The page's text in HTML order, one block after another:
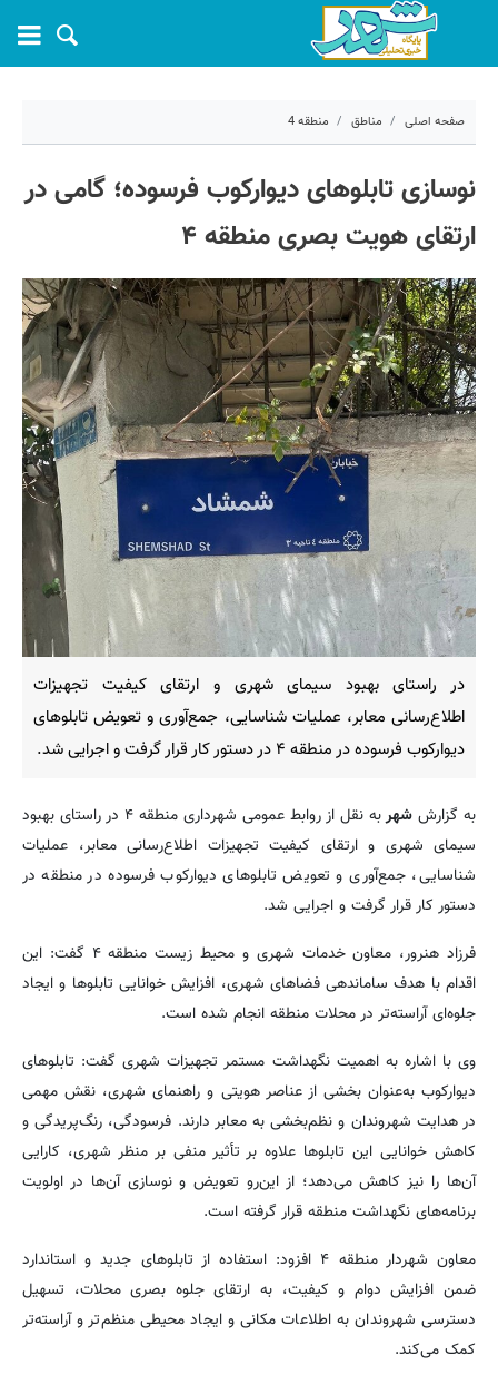
صفحه اصلی مناطق منطقه 4
کد مطلب:
نوسازی تابلوهای دیوارکوب فرسوده؛ گامی در
ارتقای هویت بصری منطقه ۴
در راستای بهبود سیمای شهری و ارتقای کیفیت تجهیزات
اطلاع‌رسانی معابر، عملیات شناسایی، جمع‌آوری و تعویض تابلوهای
دیوارکوب فرسوده در منطقه ۴ در دستور کار قرار گرفت و اجرایی شد.
به گزارش شهر
به نقل از روابط عمومی شهرداری منطقه ۴ در راستای بهبود
سیمای شهری و ارتقای کیفیت تجهیزات اطلاع‌رسانی معابر، عملیات
شناسایی، جمع‌آوری و تعویض تابلوهای دیوارکوب فرسوده در منطقه در
دستور کار قرار گرفت و اجرایی شد.
فرزاد هنرور، معاون خدمات شهری و محیط زیست منطقه ۴ گفت: این
اقدام با هدف ساماندهی فضاهای شهری، افزایش خوانایی تابلوها و ایجاد
جلوه‌ای آراسته‌تر در محلات منطقه انجام شده است.
وی با اشاره به اهمیت نگهداشت مستمر تجهیزات شهری گفت: تابلوهای
دیوارکوب به‌عنوان بخشی از عناصر هویتی و راهنمای شهری، نقش مهمی
در هدایت شهروندان و نظم‌بخشی به معابر دارند. فرسودگی، رنگ‌پریدگی و
کاهش خوانایی این تابلوها علاوه بر تأثیر منفی بر منظر شهری، کارایی
آن‌ها را نیز کاهش می‌دهد؛ از این‌رو تعویض و نوسازی آن‌ها در اولویت
برنامه‌های نگهداشت منطقه قرار گرفته است.
معاون شهردار منطقه ۴ افزود: استفاده از تابلوهای جدید و استاندارد
ضمن افزایش دوام و کیفیت، به ارتقای جلوه بصری محلات، تسهیل
دسترسی شهروندان به اطلاعات مکانی و ایجاد محیطی منظم‌تر و آراسته‌تر
کمک می‌کند.